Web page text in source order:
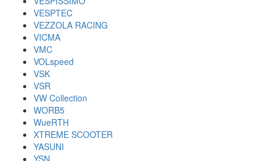
VESPTEC
VEZZOLA RACING
VICMA
VMC
VOLspeed
VSK
VSR
VW Collection
WORB5
WueRTH
XTREME SCOOTER
YASUNI
YSN